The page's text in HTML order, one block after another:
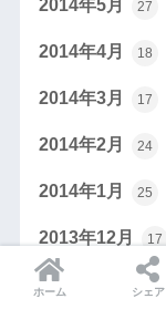
2014年5月 27
2014年4月 18
2014年3月 17
2014年2月 24
2014年1月 25
2013年12月 17
2013年11月 24
ホーム シェア